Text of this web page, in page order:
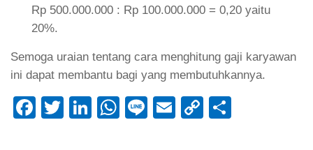
Rp 500.000.000 : Rp 100.000.000 = 0,20 yaitu
20%.
Semoga uraian tentang cara menghitung gaji karyawan
ini dapat membantu bagi yang membutuhkannya.
Facebook
TwitterLinkedIn
WhatsApp
LineEmailCopy